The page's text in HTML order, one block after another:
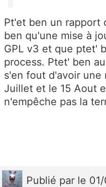
Pt'et ben un rapport
ben qu'une mise à
GPL v3 et que ptet'
process. Ptet' ben
s'en fout d'avoir une
Juillet et le 15 Aout
n'empêche pas la
Publié par le